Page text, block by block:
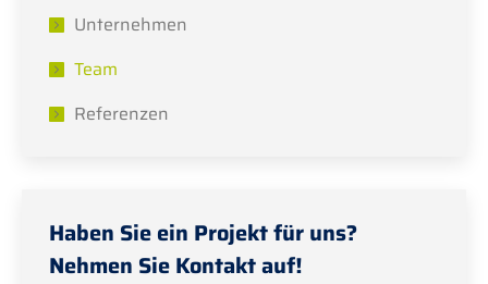
Unternehmen
Team
Referenzen
Haben Sie ein Projekt für uns?
Nehmen Sie Kontakt auf!